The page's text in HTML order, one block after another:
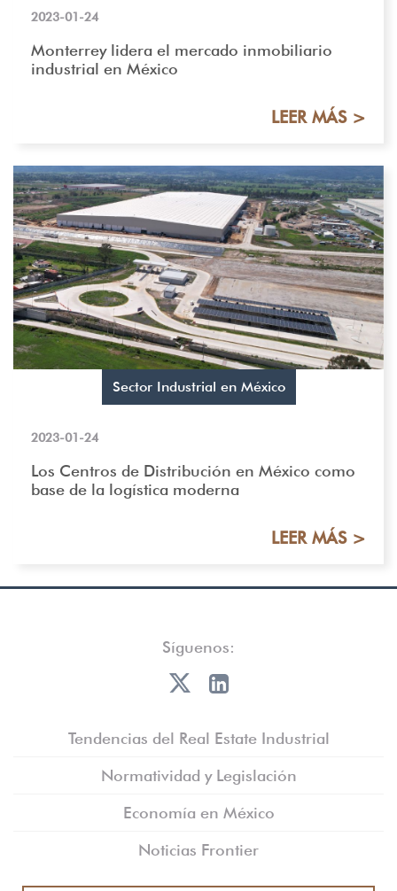
2023-01-24
Monterrey lidera el mercado inmobiliario
industrial en México
LEER MÁS >
Sector Industrial en México
2023-01-24
Los Centros de Distribución en México como
base de la logística moderna
LEER MÁS >
Síguenos:
Tendencias del Real Estate Industrial
Normatividad y Legislación
Economía en México
Noticias Frontier